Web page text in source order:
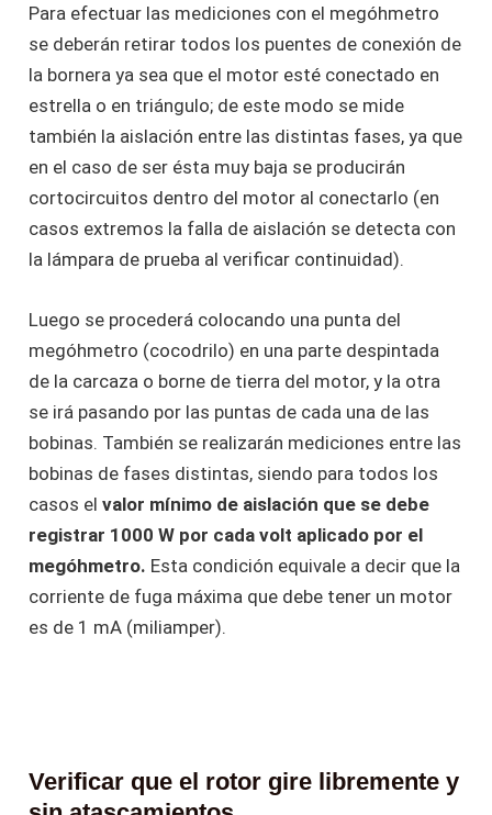
Para efectuar las mediciones con el megóhmetro
se deberán retirar todos los puentes de conexión de
la bornera ya sea que el motor esté conectado en
estrella o en triángulo; de este modo se mide
también la aislación entre las distintas fases, ya que
en el caso de ser ésta muy baja se producirán
cortocircuitos dentro del motor al conectarlo (en
casos extremos la falla de aislación se detecta con
la lámpara de prueba al verificar continuidad).
Luego se procederá colocando una punta del
megóhmetro (cocodrilo) en una parte despintada
de la carcaza o borne de tierra del motor, y la otra
se irá pasando por las puntas de cada una de las
bobinas. También se realizarán mediciones entre las
bobinas de fases distintas, siendo para todos los
casos elvalor mínimo de aislación que se debe
registrar 1000 W por cada volt aplicado por el
megóhmetro. Esta condición equivale a decir que la
corriente de fuga máxima que debe tener un motor
es de 1 mA (miliamper).
Verificar que el rotor gire libremente y